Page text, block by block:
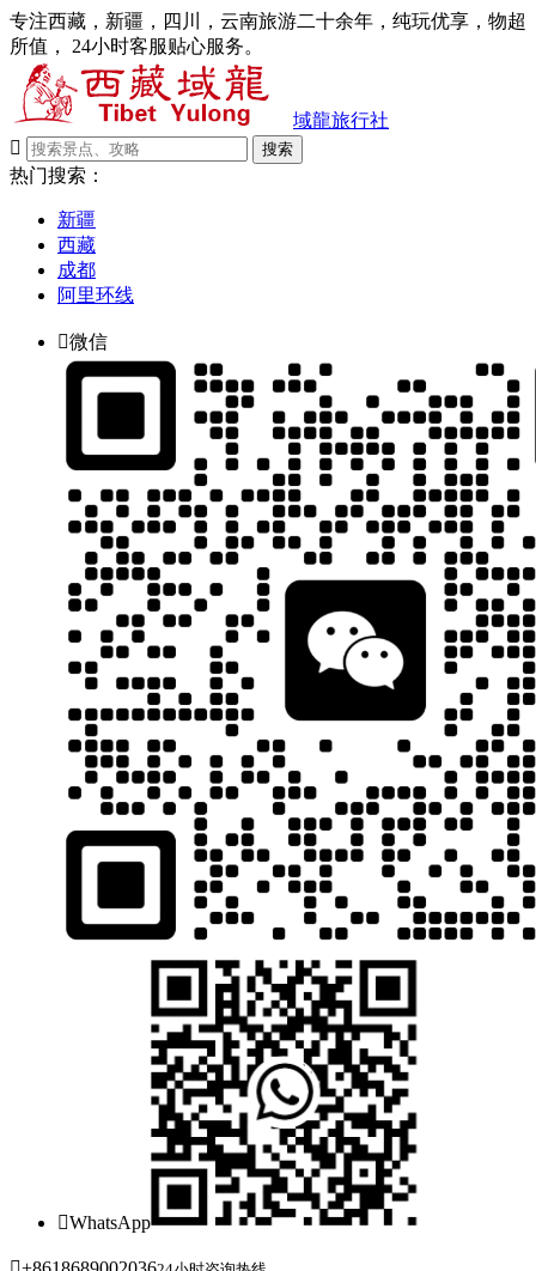
专注西藏，新疆，四川，云南旅游二十余年，纯玩优享，物超
所值， 24小时客服贴心服务。
域龍旅行社

搜索
热门搜索：
新疆
西藏
成都
阿里环线
微信
WhatsApp